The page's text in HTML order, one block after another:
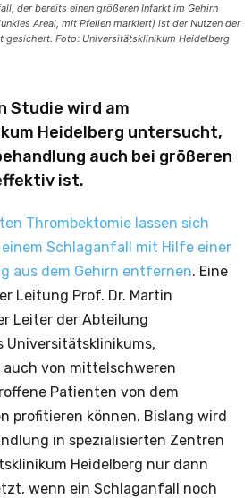
der bereits einen größeren Infarkt im Gehirn
Areal, mit Pfeilen markiert) ist der Nutzen der
gesichert. Foto: Universitätsklinikum Heidelberg
Studie wird am
Heidelberg untersucht,
auch bei größeren
ist.
Thrombektomie lassen sich
Schlaganfall mit Hilfe einer
aus dem Gehirn entfernen. Eine
Leitung Prof. Dr. Martin
Leiter der Abteilung
Universitätsklinikums,
von mittelschweren
Patienten von dem
profitieren können. Bislang wird
in spezialisierten Zentren
Heidelberg nur dann
wenn ein Schlaganfall noch